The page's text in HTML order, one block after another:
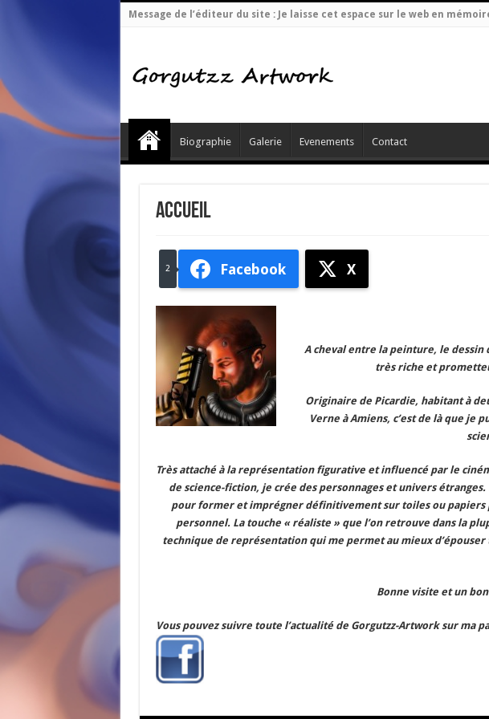
Message de l’éditeur du site : Je laisse cet espace sur le web en
Biographie Galerie Evenements Contact
Accueil
2 Facebook X
A cheval entre la peinture, le dessin
très riche et
Originaire de Picardie, habitant à
Verne à Amiens, c’est de là que je
Très attaché à la représentation figurative et influencé par le
de science-fiction, je crée des personnages et univers
pour former et imprégner définitivement sur toiles ou papiers
personnel. La touche « réaliste » que l’on retrouve dans la
technique de représentation qui me permet au mieux
Bonne visite et un
Vous pouvez suivre toute l’actualité de Gorgutzz-Artwork sur ma